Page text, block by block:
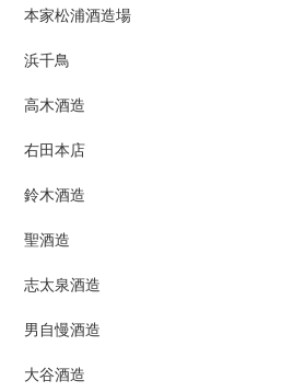
本家松浦酒造場
浜千鳥
高木酒造
右田本店
鈴木酒造
聖酒造
志太泉酒造
男自慢酒造
大谷酒造